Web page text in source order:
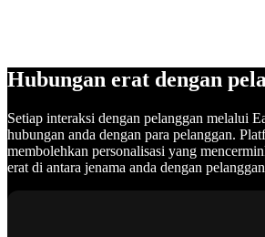
Hubungan erat dengan
Setiap interaksi dengan pelanggan melalui
hubungan anda dengan para pelanggan.
membolehkan personalisasi yang
erat di antara jenama anda dengan